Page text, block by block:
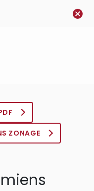
ZONAGE